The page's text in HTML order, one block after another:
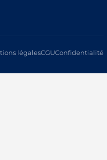
légalesCGUConfidentialité